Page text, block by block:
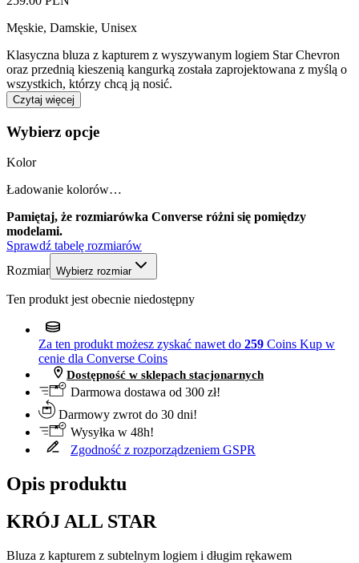
Męskie, Damskie, Unisex
Klasyczna bluza z kapturem z wyszywanym logiem Star Chevron
oraz przednią kieszenią kangurką została zaprojektowana z myślą o
wszystkich, którzy chcą ją nosić.
Czytaj więcej
Wybierz opcje
Kolor
Ładowanie kolorów…
Pamiętaj, że rozmiarówka Converse różni się pomiędzy
modelami.
Sprawdź tabelę rozmiarów
Rozmiar Wybierz rozmiar
Ten produkt jest obecnie niedostępny
Za ten produkt możesz zyskać nawet do 259 Coins Kup w
cenie dla Converse Coins
Dostępność w sklepach stacjonarnych
Darmowa dostawa od 300 zł!
Darmowy zwrot do 30 dni!
Wysyłka w 48h!
Zgodność z rozporządzeniem GSPR
Opis produktu
KRÓJ ALL STAR
Bluza z kapturem z subtelnym logiem i długim rękawem